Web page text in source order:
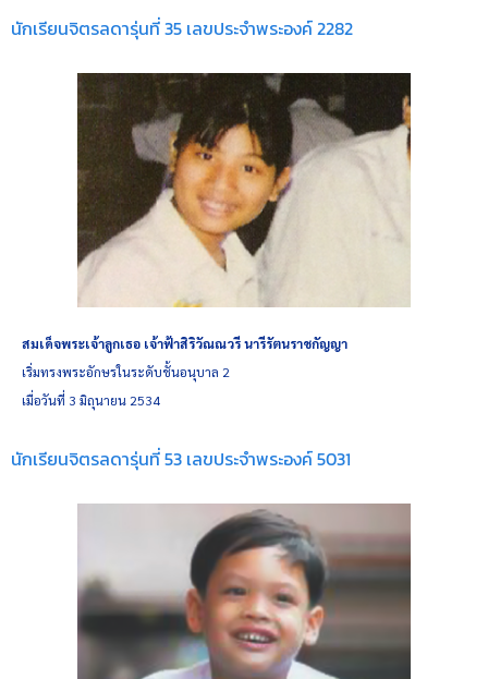
นักเรียนจิตรลดารุ่นที่ 35 เลขประจำพระองค์ 2282
สมเด็จพระเจ้าลูกเธอ เจ้าฟ้าสิริวัณณวรี นารีรัตนราชกัญญา
เริ่มทรงพระอักษรในระดับชั้นอนุบาล 2
เมื่อวันที่ 3 มิถุนายน 2534
นักเรียนจิตรลดารุ่นที่ 53 เลขประจำพระองค์ 5031